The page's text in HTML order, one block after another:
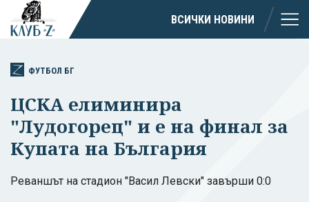
ВСИЧКИ НОВИНИ
ФУТБОЛ БГ
ЦСКА елиминира
"Лудогорец" и е на финал за
Купата на България
Реваншът на стадион "Васил Левски" завърши 0:0